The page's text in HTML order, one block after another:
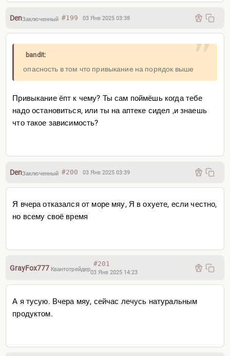
DenЗаключенный #199 03 Янв 2025 03:38
bandit:
опасность в том что привыкание на порядок выше
Привыкание ёпт к чему? Ты сам поймёшь когда тебе
надо остановиться, или ты на аптеке сидел ,и знаешь
что такое зависимость?
DenЗаключенный #200 03 Янв 2025 03:39
Я вчера отказался от море мяу, Я в охуете, если честно,
но всему своё время
GrayFox777 Квантотрейдер
#201
03 Янв 2025 14:23
А я тусую. Вчера мяу, сейчас лечусь натуральным
продуктом.